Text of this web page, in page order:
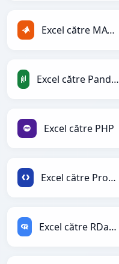
Excel către MATLAB
Excel către PandasDataFrame
Excel către PHP
Excel către Protobuf
Excel către RDataFrame